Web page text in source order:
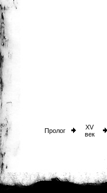
Пролог
XV
век